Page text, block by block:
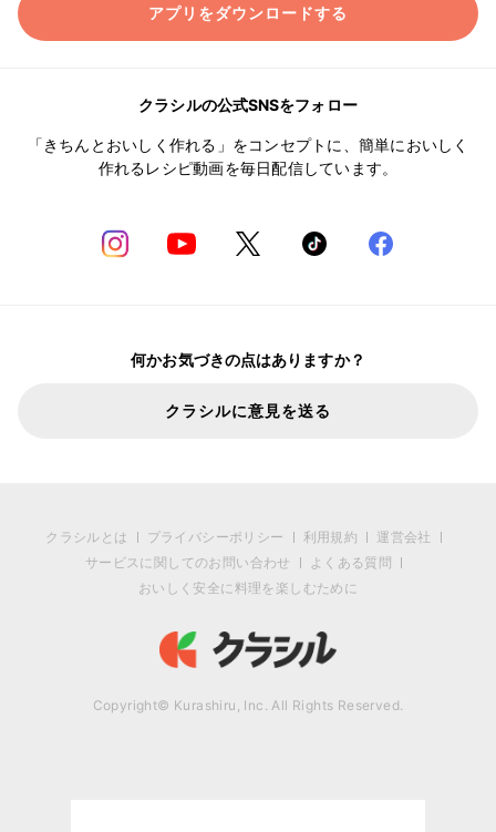
アプリをダウンロードする
クラシルの公式SNSをフォロー
「きちんとおいしく作れる」をコンセプトに、簡単においしく
作れるレシピ動画を毎日配信しています。
何かお気づきの点はありますか？
クラシルに意見を送る
クラシルとは プライバシーポリシー 利用規約
運営会社
サービスに関してのお問い合わせ
よくある質問
おいしく安全に料理を楽しむために
Copyright© Kurashiru, Inc. All Rights Reserved.